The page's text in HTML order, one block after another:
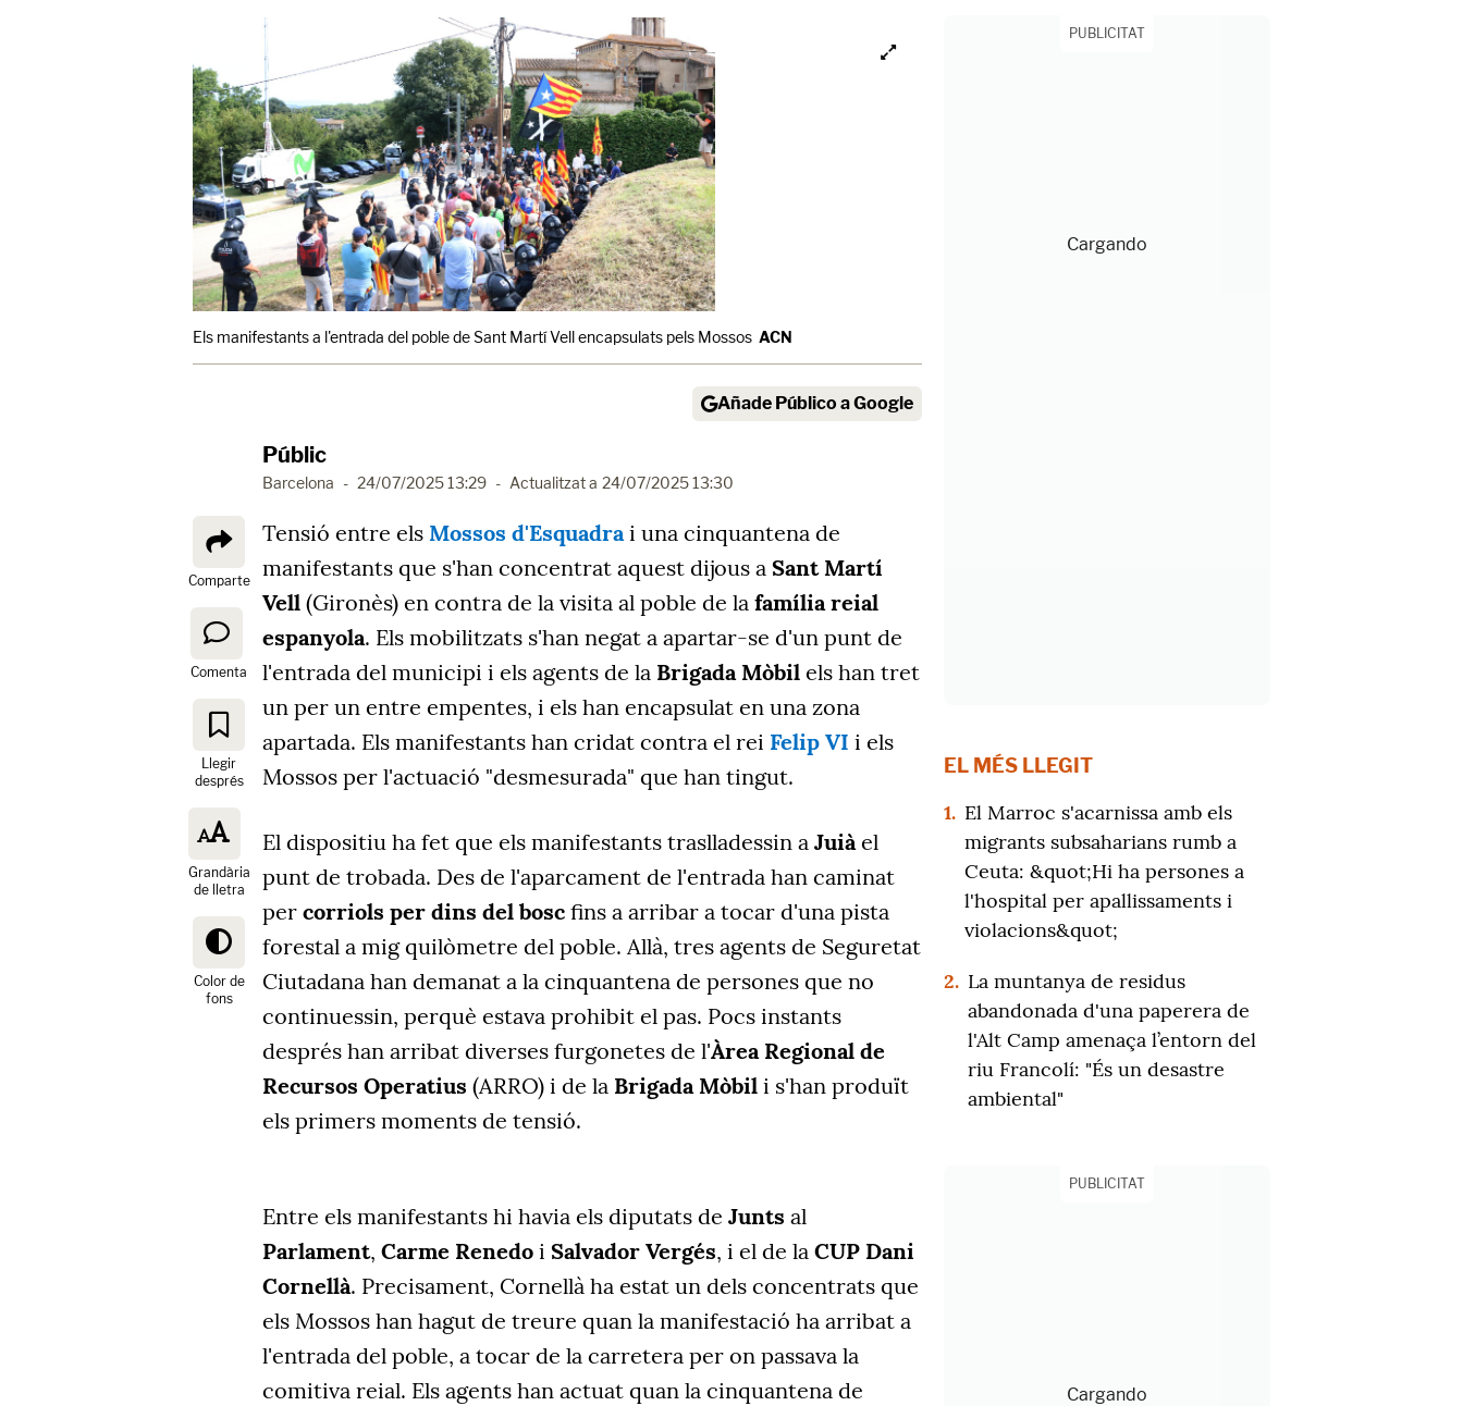
Els manifestants a l'entrada del poble de Sant Martí Vell encapsulats pels Mossos ACN
Añade Público a Google
Públic
Barcelona - 24/07/2025 13:29 - Actualitzat a 24/07/2025 13:30
Comparte
Comenta
Llegir
després
Grandària
de lletra
Color de
fons
Tensió entre els Mossos d'Esquadrai una cinquantena de
manifestants que s'han concentrat aquest dijous a Sant Martí
Vell (Gironès) en contra de la visita al poble de la família reial
espanyola. Els mobilitzats s'han negat a apartar-se d'un punt de
l'entrada del municipi i els agents de la Brigada Mòbil els han tret
un per un entre empentes, i els han encapsulat en una zona
apartada. Els manifestants han cridat contra el rei Felip VI i els
Mossos per l'actuació "desmesurada" que han tingut.
El dispositiu ha fet que els manifestants traslladessin a Juiàel
punt de trobada. Des de l'aparcament de l'entrada han caminat
per corriols per dins del bosc fins a arribar a tocar d'una pista
forestal a mig quilòmetre del poble. Allà, tres agents de Seguretat
Ciutadana han demanat a la cinquantena de persones que no
continuessin, perquè estava prohibit el pas. Pocs instants
després han arribat diverses furgonetes de l'Àrea Regional de
Recursos Operatius (ARRO) i de la Brigada Mòbil i s'han produït
els primers moments de tensió.
Entre els manifestants hi havia els diputats de Junts al
Parlament, Carme Renedo i Salvador Vergés, i el de la CUP Dani
Cornellà. Precisament, Cornellà ha estat un dels concentrats que
els Mossos han hagut de treure quan la manifestació ha arribat a
l'entrada del poble, a tocar de la carretera per on passava la
comitiva reial. Els agents han actuat quan la cinquantena de
PUBLICITAT
EL MÉS LLEGIT
1. El Marroc s'acarnissa amb els
migrants subsaharians rumb a
Ceuta: &quot;Hi ha persones a
l'hospital per apallissaments i
violacions&quot;
2. La muntanya de residus
abandonada d'una paperera de
l'Alt Camp amenaça l’entorn del
riu Francolí: "És un desastre
ambiental"
PUBLICITAT